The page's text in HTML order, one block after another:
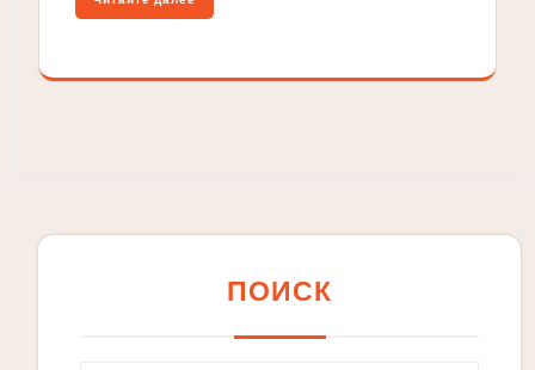
ПОИСК